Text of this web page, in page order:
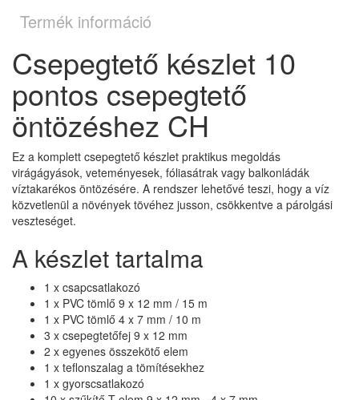
Termék információ
Csepegtető készlet 10
pontos csepegtető
öntözéshez CH
Ez a komplett csepegtető készlet praktikus megoldás
virágágyások, veteményesek, fóliasátrak vagy balkonládák
víztakarékos öntözésére. A rendszer lehetővé teszi, hogy a víz
közvetlenül a növények tövéhez jusson, csökkentve a párolgási
veszteséget.
A készlet tartalma
1 x csapcsatlakozó
1 x PVC tömlő 9 x 12 mm / 15 m
1 x PVC tömlő 4 x 7 mm / 10 m
3 x csepegtetőfej 9 x 12 mm
2 x egyenes összekötő elem
1 x teflonszalag a tömítésekhez
1 x gyorscsatlakozó